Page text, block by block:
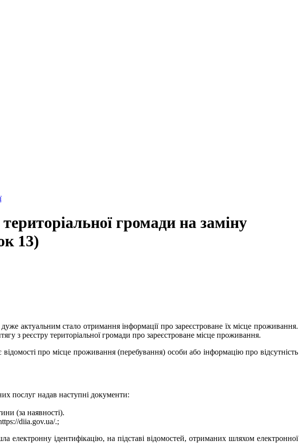
громади на заміну
13)
актуальним стало отримання інформації про зареєстроване їх місце проживання.
з реєстру територіальної громади про зареєстроване місце проживання.
про місце проживання (перебування) особи або інформацію про відсутність
послуг надав наступні документи:
(за наявності).
diia.gov.ua/.;
ідентифікацію, на підставі відомостей, отриманих шляхом електронної